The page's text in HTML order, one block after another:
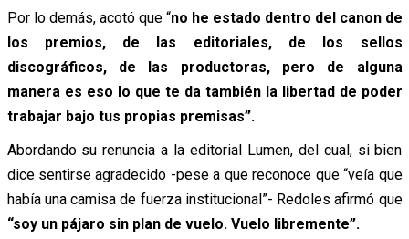
Por lo demás, acotó que “no he estado dentro del canon de
los premios, de las editoriales, de los sellos
discográficos, de las productoras, pero de alguna
manera es eso lo que te da también la libertad de poder
trabajar bajo tus propias premisas”.
Abordando su renuncia a la editorial Lumen, del cual, si bien
dice sentirse agradecido -pese a que reconoce que “veía que
había una camisa de fuerza institucional”- Redoles afirmó que
“soy un pájaro sin plan de vuelo. Vuelo libremente”.